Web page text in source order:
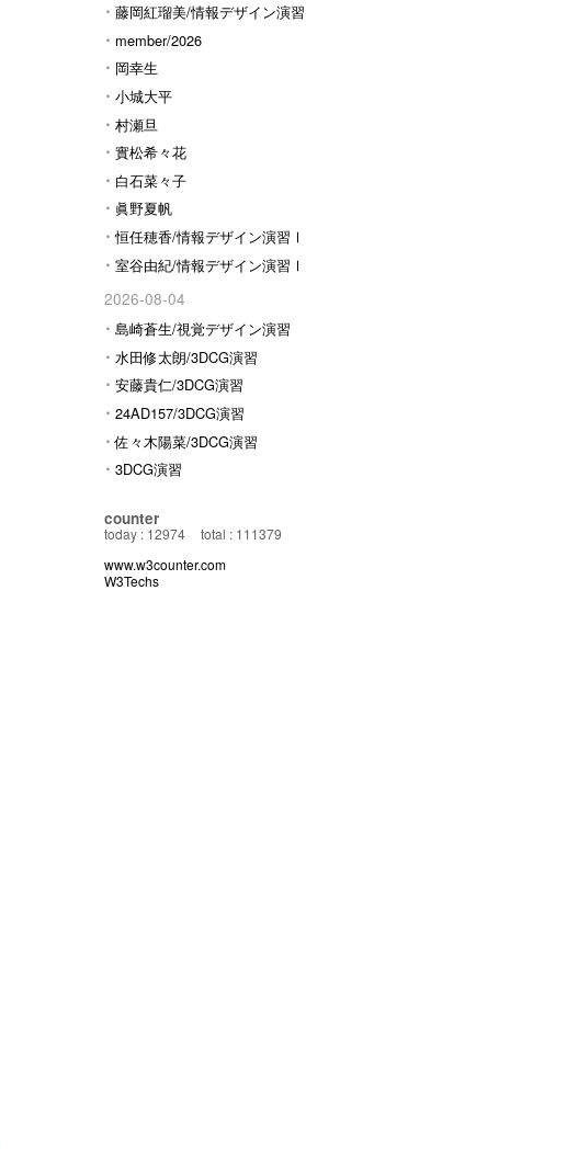
藤岡紅瑠美/情報デザイン演習
Ⅰ member/2026
岡幸生
小城大平
村瀬旦
實松希々花
白石菜々子
眞野夏帆
恒任穂香/情報デザイン演習Ⅰ
室谷由紀/情報デザイン演習Ⅰ
2026-08-04
島崎蒼生/視覚デザイン演習
水田修太朗/3DCG演習
安藤貴仁/3DCG演習
24AD157/3DCG演習
佐々木陽菜/3DCG演習
3DCG演習
counter
today : 12974
total : 111379
www.w3counter.com
W3Techs